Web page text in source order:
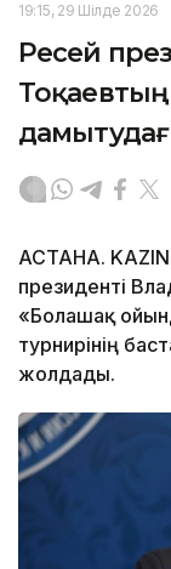
19:15, 29 Шілде 2026
Ресей
АСТАНА.
президенті
«Болашақ
турнирінің
жолдады.